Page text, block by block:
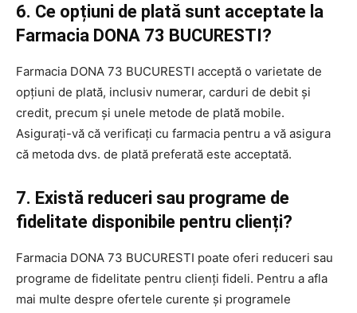
6. Ce opțiuni de plată sunt acceptate la
Farmacia DONA 73 BUCURESTI?
Farmacia DONA 73 BUCURESTI acceptă o varietate de
opțiuni de plată, inclusiv numerar, carduri de debit și
credit, precum și unele metode de plată mobile.
Asigurați-vă că verificați cu farmacia pentru a vă asigura
că metoda dvs. de plată preferată este acceptată.
7. Există reduceri sau programe de
fidelitate disponibile pentru clienți?
Farmacia DONA 73 BUCURESTI poate oferi reduceri sau
programe de fidelitate pentru clienți fideli. Pentru a afla
mai multe despre ofertele curente și programele